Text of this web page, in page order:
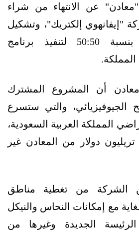
"معادن" عن الانتهاء من شراء
شركة "إيفانهوي إلكتريك"، وتشكيل
مشروع مشترك بنسبة 50:50 لتنفيذ برنامج
أن المشروع المشترك
الجيوفيزيائي، والتي ستسرع
المملكة العربية السعودية،
وتُقدر قيمتها بـ1.3 تريليون دولار من المعادن غير
الشركة من تغطية مناطق
مع إمكانات النحاس والنيكل
الجديدة وغيرها من